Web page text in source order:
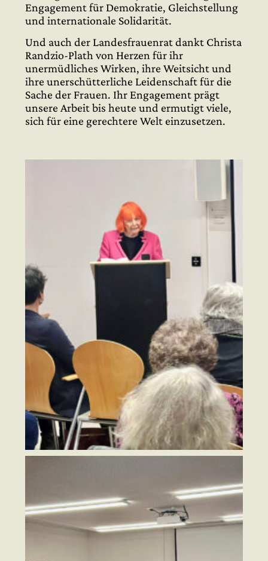
Engagement für Demokratie, Gleichstellung
und internationale Solidarität.
Und auch der Landesfrauenrat dankt Christa
Randzio-Plath von Herzen für ihr
unermüdliches Wirken, ihre Weitsicht und
ihre unerschütterliche Leidenschaft für die
Sache der Frauen. Ihr Engagement prägt
unsere Arbeit bis heute und ermutigt viele,
sich für eine gerechtere Welt einzusetzen.